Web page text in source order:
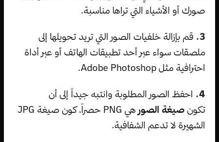
صورك أو الأشياء التي تراها مناسبة.
3. قم بإزالة خلفيات الصور التي تريد تحويلها إلى
ملصقات سواء عبر أحد تطبيقات الهاتف أو عبر أداة
احترافية مثل Adobe Photoshop.
4. احفظ الصور المطلوبة وانتبه جيداً إلى أن
تكون صيغة الصور
هي PNG حصراً، كون صيغة JPG
الشهيرة لا تدعم الشفافية.